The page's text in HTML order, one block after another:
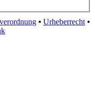
⦁ Urheberrecht⦁